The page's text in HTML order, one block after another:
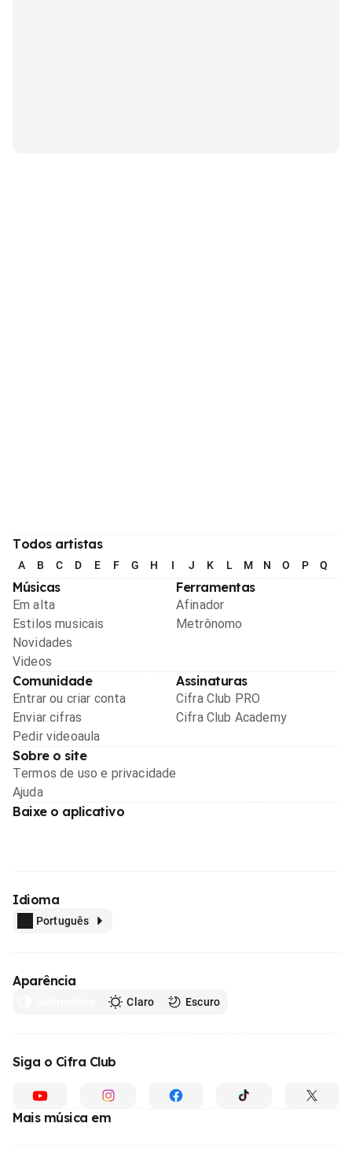
Todos artistas
A B C D E F G H I J K L M N O P Q
Músicas
Em alta
Estilos musicais
Novidades
Videos
Ferramentas
Afinador
Metrônomo
Comunidade
Entrar ou criar conta
Enviar cifras
Pedir videoaula
Assinaturas
Cifra Club PRO
Cifra Club Academy
Sobre o site
Termos de uso e privacidade
Ajuda
Baixe o aplicativo
Idioma
Português
Aparência
Claro Escuro
Siga o Cifra Club
Mais música em